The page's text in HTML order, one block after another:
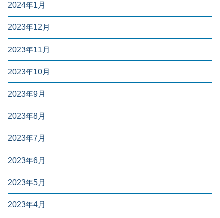
2024年1月
2023年12月
2023年11月
2023年10月
2023年9月
2023年8月
2023年7月
2023年6月
2023年5月
2023年4月